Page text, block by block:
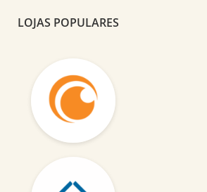
LOJAS POPULARES